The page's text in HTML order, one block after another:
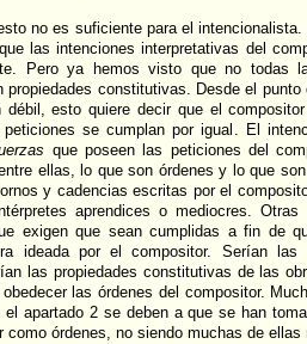
no es suficiente para el
las intenciones interpretativas del
Pero ya hemos visto que no todas
propiedades constitutivas. Desde el
débil, esto quiere decir que el
se cumplan por igual. El
que poseen las peticiones del
ellas, lo que son órdenes y lo que
y cadencias escritas por el
aprendices o mediocres.
exigen que sean cumplidas a fin de
ideada por el compositor. Serían
las propiedades constitutivas de las
las órdenes del compositor.
el apartado 2 se deben a que se han
como órdenes, no siendo muchas de